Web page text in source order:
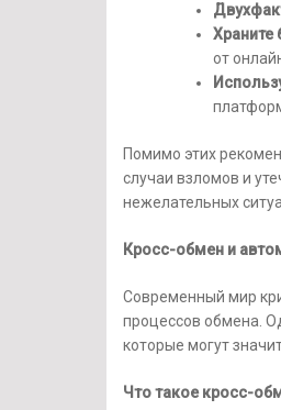
Храните
от
Помимо этих
случаи взломов и
нежелательных
Кросс-обмен и
Современный мир
процессов обмена.
которые могут
Что такое кросс-